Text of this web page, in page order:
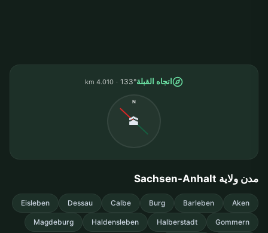
اتجاه القبلة133°
4.010 km
N
🕋
مدن ولاية Sachsen-Anhalt
Aken
Barleben
Burg
Calbe
Dessau
Eisleben
Gommern
Halberstadt
Haldensleben
Magdeburg